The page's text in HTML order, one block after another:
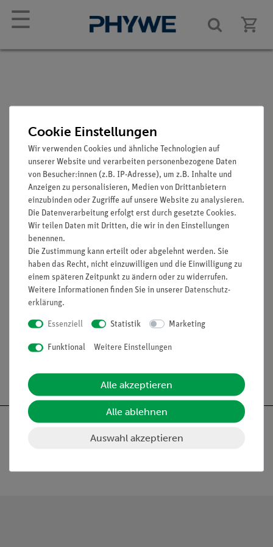
☰
Reiter ohne Winkelskale
Artikel-Nr.: 09851-02
Cookie Einstellungen
Wir verwenden Cookies und ähnliche Technologien auf
unserer Website und verarbeiten personenbezogene Daten
von Besucher:innen (z.B. IP-Adresse), um z.B. Inhalte und
Anzeigen zu personalisieren, Medien von Drittanbietern
einzubinden oder Zugriffe auf unsere Website zu analysieren.
Die Datenverarbeitung erfolgt erst durch gesetzte Cookies.
Wir teilen Daten mit Dritten, die wir in den Einstellungen
benennen.
Die Zustimmung kann erteilt oder abgelehnt werden. Sie
haben das Recht, nicht einzuwilligen und die Einwilligung zu
einem späteren Zeitpunkt zu ändern oder zu widerrufen.
Weitere Informationen finden Sie in unserer Daten­schutz­
erklärung.
Essenziell Statistik Marketing
Funktional Weitere Einstellungen
Alle akzeptieren
Alle ablehnen
Auswahl akzeptieren